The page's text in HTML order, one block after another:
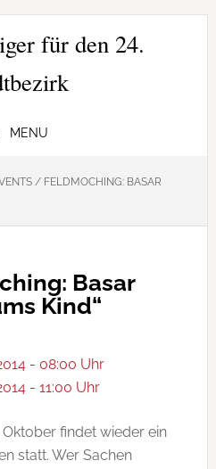
für den 24.
MENU
/FELDMOCHING: BASAR
Basar
Kind“
- 08:00 Uhr
- 11:00 Uhr
findet wieder ein
statt. Wer Sachen